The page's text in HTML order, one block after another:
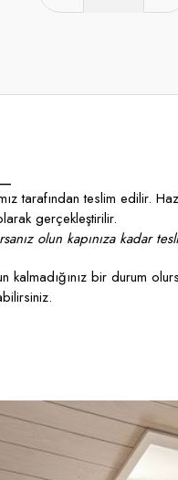
tarafından teslim edilir.
gerçekleştirilir.
olun kapınıza kadar
kalmadığınız bir durum